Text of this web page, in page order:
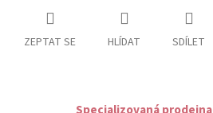
ZEPTAT SE HLÍDAT SDÍLET